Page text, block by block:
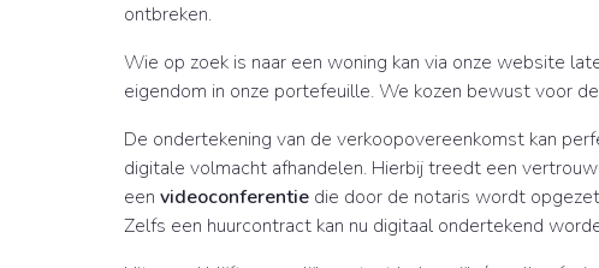
ontbreken.
Wie op zoek is naar een woning kan via onze website
eigendom in onze portefeuille. We kozen bewust voor
De ondertekening van de verkoopovereenkomst kan
digitale volmacht afhandelen. Hierbij treedt een
een videoconferentie die door de notaris wordt
Zelfs een huurcontract kan nu digitaal ondertekend